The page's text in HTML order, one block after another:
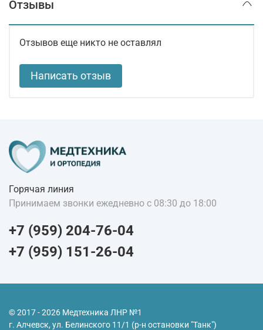
Отзывы
Отзывов еще никто не оставлял
Написать отзыв
Горячая линия
Принимаем звонки ежедневно с 08:30 до 18:00
+7 (959) 204-76-04
+7 (959) 151-26-04
© 2017 - 2026 Медтехника ЛНР №1
г. Алчевск, ул. Белинского 11/1 (р-н остановки "Танк")